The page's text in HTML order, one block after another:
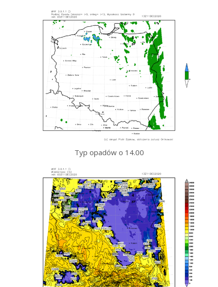
Typ opadów o 14.00